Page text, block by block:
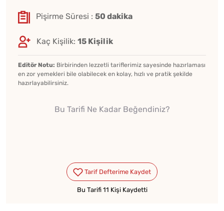
Pişirme Süresi : 50 dakika
Kaç Kişilik: 15 Kişilik
Editör Notu: Birbirinden lezzetli tariflerimiz sayesinde hazırlaması
en zor yemekleri bile olabilecek en kolay, hızlı ve pratik şekilde
hazırlayabilirsiniz.
Bu Tarifi Ne Kadar Beğendiniz?
Bu Tarifi 11 Kişi Kaydetti